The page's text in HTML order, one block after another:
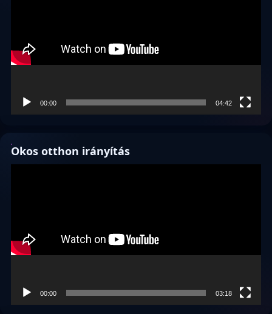
00:00 04:42
Okos otthon irányítás
00:00 03:18